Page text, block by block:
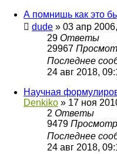
А помнишь как это
dude » 03 апр
29 Ответы
29967
Последнее
24 авг 2018,
Научная
Denkiko » 17 ноя
2 Ответы
9479
Последнее
24 авг 2018,